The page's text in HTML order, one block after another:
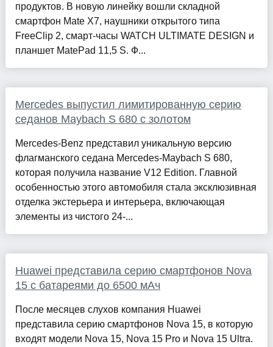
продуктов. В новую линейку вошли складной
смартфон Mate X7, наушники открытого типа
FreeClip 2, смарт-часы WATCH ULTIMATE DESIGN и
планшет MatePad 11,5 S. Ф...
Mercedes выпустил лимитированную серию
седанов Maybach S 680 с золотом
Mercedes-Benz представил уникальную версию
флагманского седана Mercedes-Maybach S 680,
которая получила название V12 Edition. Главной
особенностью этого автомобиля стала эксклюзивная
отделка экстерьера и интерьера, включающая
элементы из чистого 24-...
Huawei представила серию смартфонов Nova
15 с батареями до 6500 мАч
После месяцев слухов компания Huawei
представила серию смартфонов Nova 15, в которую
входят модели Nova 15, Nova 15 Pro и Nova 15 Ultra.